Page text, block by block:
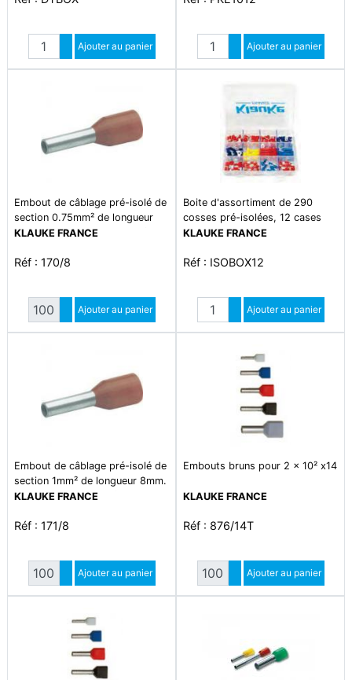
Quantité
Augmenter quantité
Diminuer quantité
Ajouter au panier Quantité
Augmenter quantité
Diminuer quantité
Ajouter au panier
Embout de câblage pré-isolé de
section 0.75mm² de longueur
8mm. isolant en polypropylène
température d'utilisation 105°c
norme nfc 63-023
KLAUKE FRANCE
Réf : 170/8
Quantité
Augmenter quantité
Diminuer quantité
Ajouter au panier
Boite d'assortiment de 290
cosses pré-isolées, 12 cases
KLAUKE FRANCE
Réf : ISOBOX12
Quantité
Augmenter quantité
Diminuer quantité
Ajouter au panier
Embout de câblage pré-isolé de
section 1mm² de longueur 8mm.
isolant en polypropylène sans
température d'utilisation 105°c
norme nfc 63-023
KLAUKE FRANCE
Réf : 171/8
Quantité
Augmenter quantité
Diminuer quantité
Ajouter au panier
Embouts bruns pour 2 x 10² x14
KLAUKE FRANCE
Réf : 876/14T
Quantité
Augmenter quantité
Diminuer quantité
Ajouter au panier